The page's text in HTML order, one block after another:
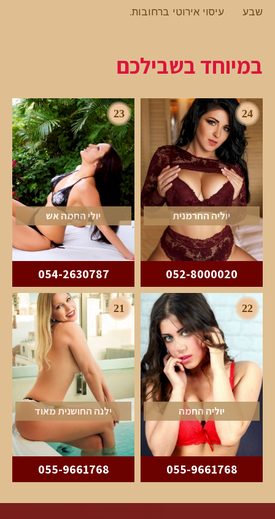
שבע
עיסוי אירוטי ברחובות.
במיוחד בשבילכם
24
יוליה החרמנית
052-8000020
23
יולי החמה אש
054-2630787
22
יוליה החמה
055-9661768
21
ילנה החושנית מאוד
055-9661768